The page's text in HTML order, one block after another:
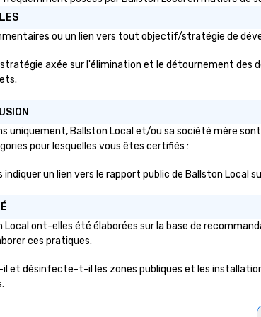
fun and
along the
activity
sure to
to
planners
event
is assured
Our
per
not
a
is
ou un lien vers tout objectif/stratégie de
axée sur l'élimination et le détournement des
uniquement, Ballston Local et/ou sa société mère
pour lesquelles vous êtes certifiés :
indiquer un lien vers le rapport public de Ballston
Local ont-elles été élaborées sur la base de
ces pratiques.
et désinfecte-t-il les zones publiques et les